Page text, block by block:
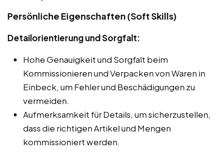
Persönliche Eigenschaften (Soft Skills)
Detailorientierung und Sorgfalt:
Hohe Genauigkeit und Sorgfalt beim
Kommissionieren und Verpacken von Waren in
Einbeck, um Fehler und Beschädigungen zu
vermeiden.
Aufmerksamkeit für Details, um sicherzustellen,
dass die richtigen Artikel und Mengen
kommissioniert werden.